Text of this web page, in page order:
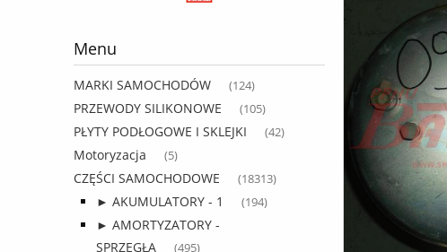
Menu
MARKI SAMOCHODÓW (124)
PRZEWODY SILIKONOWE (105)
PŁYTY PODŁOGOWE I SKLEJKI (42)
Motoryzacja (5)
CZĘŚCI SAMOCHODOWE (18313)
► AKUMULATORY - 1 (194)
► AMORTYZATORY -
SPRZĘGŁA
(495)